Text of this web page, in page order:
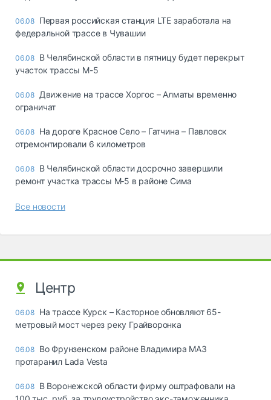
06.08 Первая российская станция LTE заработала на
федеральной трассе в Чувашии
06.08 В Челябинской области в пятницу будет перекрыт
участок трассы М-5
06.08 Движение на трассе Хоргос – Алматы временно
ограничат
06.08 На дороге Красное Село – Гатчина – Павловск
отремонтировали 6 километров
06.08 В Челябинской области досрочно завершили
ремонт участка трассы М‑5 в районе Сима
Все новости
Центр
06.08 На трассе Курск – Касторное обновляют 65-
метровый мост через реку Грайворонка
06.08 Во Фрунзенском районе Владимира МАЗ
протаранил Lada Vesta
06.08 В Воронежской области фирму оштрафовали на